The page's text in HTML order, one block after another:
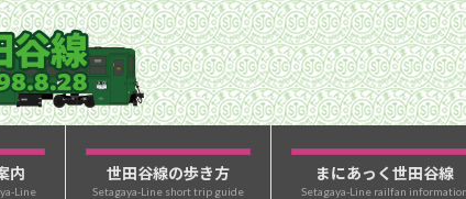
内
Line
世田谷線の歩き方
Setagaya-Line short trip guide
まにあっく世田谷線
Setagaya-Line railfan information